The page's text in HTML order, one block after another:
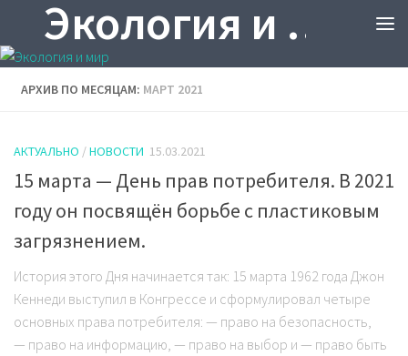
Экология и мир
АРХИВ ПО МЕСЯЦАМ: МАРТ 2021
АКТУАЛЬНО /НОВОСТИ 15.03.2021
15 марта — День прав потребителя. В 2021
году он посвящён борьбе с пластиковым
загрязнением.
История этого Дня начинается так: 15 марта 1962 года Джон
Кеннеди выступил в Конгрессе и сформулировал четыре
основных права потребителя: — право на безопасность,
— право на информацию, — право на выбор и — право быть